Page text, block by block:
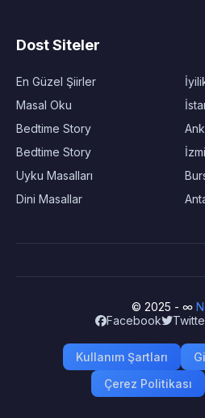
Dost Siteler
En Güzel Şiirler
Masal Oku
Bedtime Story
Bedtime Story
Uyku Masalları
Dini Masallar
© 2025 - ∞
Facebook
Kullanım Şartları
Çerez Politikası